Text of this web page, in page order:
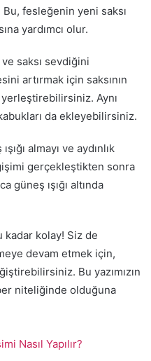
fesleğenin yeni saksı
yardımcı olur.
saksı sevdiğini
artırmak için saksının
yerleştirebilirsiniz. Aynı
da ekleyebilirsiniz.
almayı ve aydınlık
gerçekleştikten sonra
güneş ışığı altında
kadar kolay! Siz de
devam etmek için,
Bu yazımızın
niteliğinde olduğuna
Nasıl Yapılır?